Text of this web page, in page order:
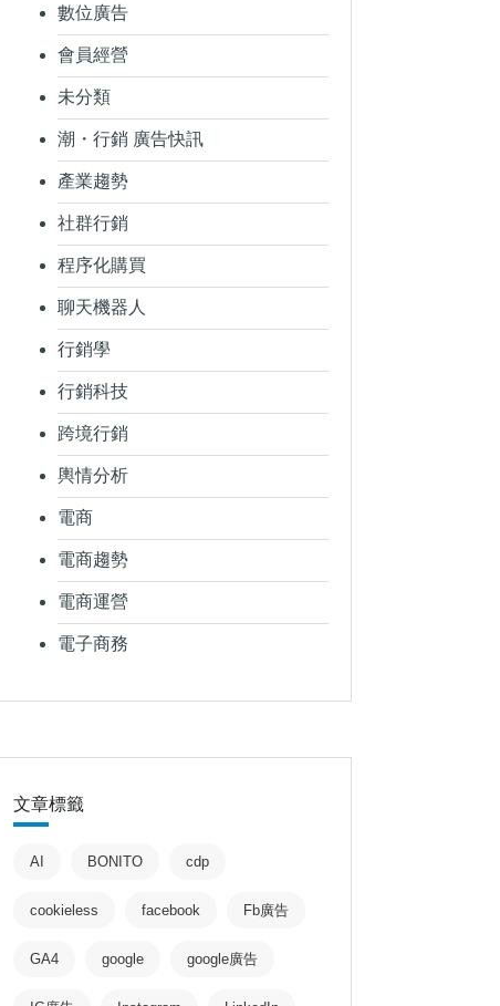
數位廣告
會員經營
未分類
潮・行銷 廣告快訊
產業趨勢
社群行銷
程序化購買
聊天機器人
行銷學
行銷科技
跨境行銷
輿情分析
電商
電商趨勢
電商運營
電子商務
文章標籤
AI BONITO cdp
cookieless facebook Fb廣告
GA4 google google廣告